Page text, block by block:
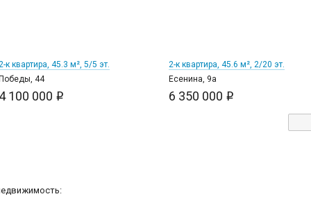
к квартира, 45.3 м², 5/5 эт.
Победы, 44
4 100 000 i
2-к квартира, 45.6 м², 2/20 эт.
Есенина, 9а
6 350 000 i